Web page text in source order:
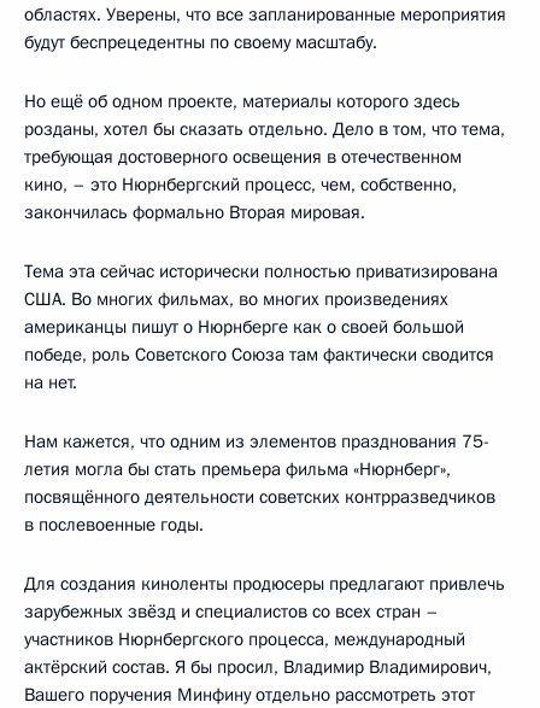
областях. Уверены, что все запланированные мероприятия
будут беспрецедентны по своему масштабу.
Но ещё об одном проекте, материалы которого здесь
розданы, хотел бы сказать отдельно. Дело в том, что тема,
требующая достоверного освещения в отечественном
кино, – это Нюрнбергский процесс, чем, собственно,
закончилась формально Вторая мировая.
Тема эта сейчас исторически полностью приватизирована
США. Во многих фильмах, во многих произведениях
американцы пишут о Нюрнберге как о своей большой
победе, роль Советского Союза там фактически сводится
на нет.
Нам кажется, что одним из элементов празднования 75-
летия могла бы стать премьера фильма «Нюрнберг»,
посвящённого деятельности советских контрразведчиков
в послевоенные годы.
Для создания киноленты продюсеры предлагают привлечь
зарубежных звёзд и специалистов со всех стран –
участников Нюрнбергского процесса, международный
актёрский состав. Я бы просил, Владимир Владимирович,
Вашего поручения Минфину отдельно рассмотреть этот